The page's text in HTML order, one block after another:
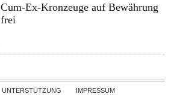
Cum-Ex-Kronzeuge auf Bewährung
frei
Skip to content
UNTERSTÜTZUNG
IMPRESSUM